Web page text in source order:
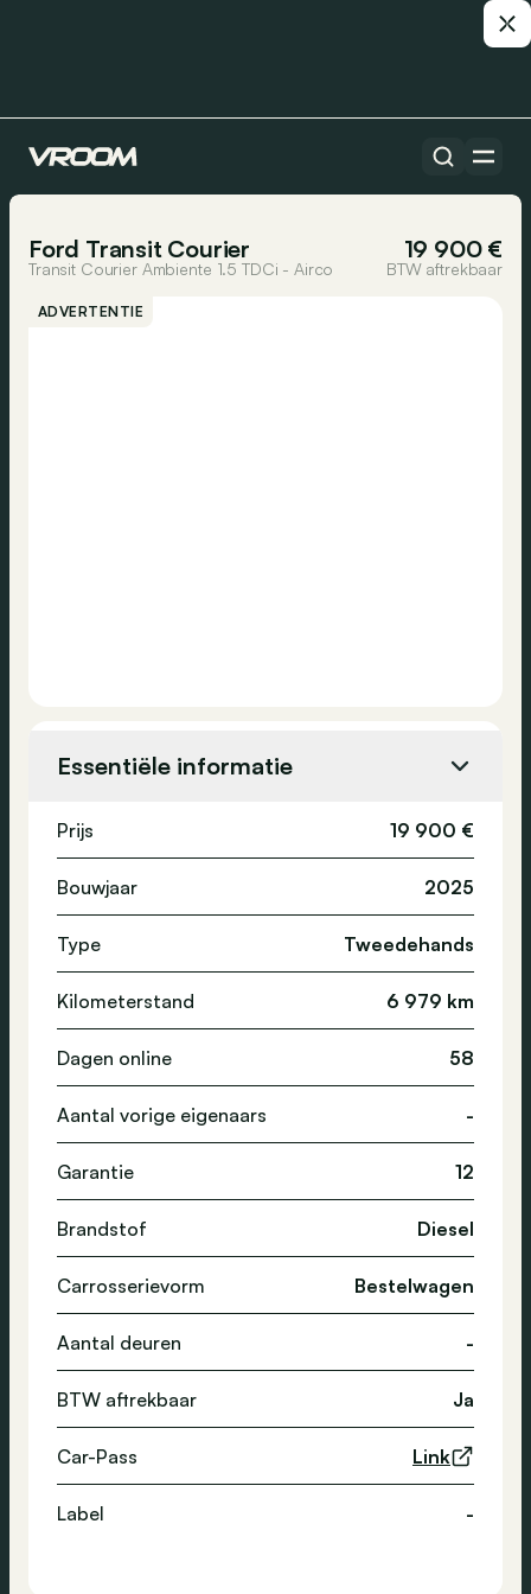
Alle auto’s
Ford Transit Courier 19 900 €
Transit Courier Ambiente 1.5 TDCi - Airco BTW aftrekbaar
ADVERTENTIE
Essentiële informatie
Prijs 19 900 €
Bouwjaar 2025
Type Tweedehands
Kilometerstand 6 979 km
Dagen online 58
Aantal vorige eigenaars -
Garantie 12
Brandstof Diesel
Carrosserievorm Bestelwagen
Aantal deuren -
BTW aftrekbaar Ja
Car-Pass Link
Label -